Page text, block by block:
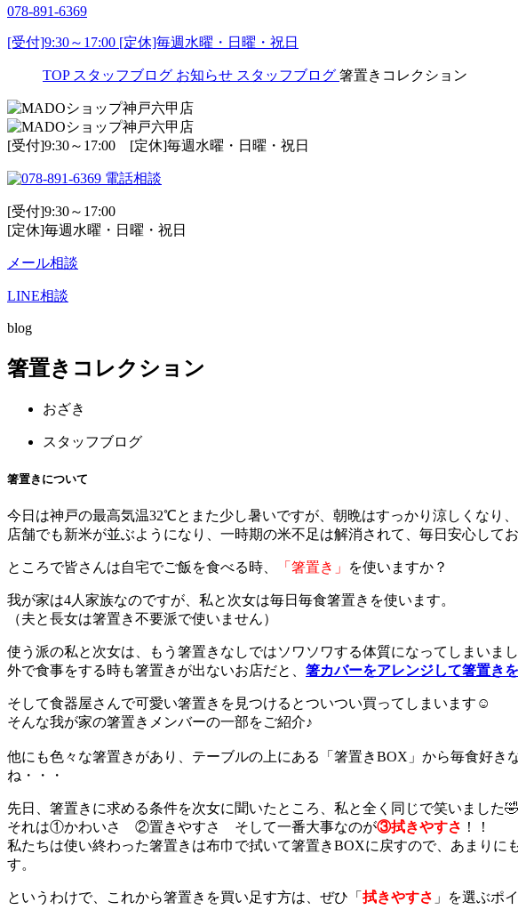
078-891-6369
[受付]9:30～17:00 [定休]毎週水曜・日曜・祝日
TOP スタッフブログ お知らせ スタッフブログ 箸置きコレクション
[受付]9:30～17:00 [定休]毎週水曜・日曜・祝日
電話相談
[受付]9:30～17:00
[定休]毎週水曜・日曜・祝日
メール相談
LINE相談
blog
箸置きコレクション
おざき
スタッフブログ
箸置きについて
今日は神戸の最高気温32℃とまた少し暑いですが、朝晩はすっかり涼しくなり
店舗でも新米が並ぶようになり、一時期の米不足は解消されて、毎日安心して
ところで皆さんは自宅でご飯を食べる時、 「箸置き」 を使いますか？
我が家は4人家族なのですが、私と次女は毎日毎食箸置きを使います。
（夫と長女は箸置き不要派で使いません）
使う派の私と次女は、もう箸置きなしではソワソワする体質になってしまいまし
外で食事をする時も箸置きが出ないお店だと、 箸カバーをアレンジして箸置き
そして食器屋さんで可愛い箸置きを見つけるとついつい買ってしまいます☺
そんな我が家の箸置きメンバーの一部をご紹介♪
他にも色々な箸置きがあり、テーブルの上にある「箸置きBOX」から毎食好
ね・・・
先日、箸置きに求める条件を次女に聞いたところ、私と全く同じで笑いました🤣
それは①かわいさ ②置きやすさ そして一番大事なのが③拭きやすさ ！！
私たちは使い終わった箸置きは布巾で拭いて箸置きBOXに戻すので、あまり
す。
というわけで、これから箸置きを買い足す方は、ぜひ「 拭きやすさ 」を選ぶポ